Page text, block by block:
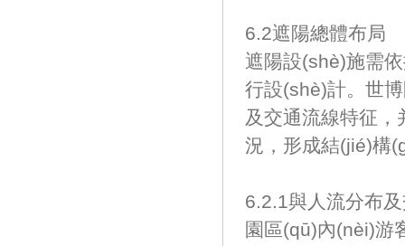
6.2遮陽總體布局
遮陽設(shè)施需依
行設(shè)計。
及交通流線特征
況，形成結(jié)構
6.2.1與人流分布
園區(qū)內(nèi)游客